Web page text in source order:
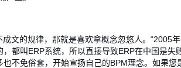
文的规律，那就是喜欢拿概念忽悠人。“2005
，都叫ERP系统，所以直接导致ERP在中国是
也不免俗套，开始宣扬自己的BPM理念。如果